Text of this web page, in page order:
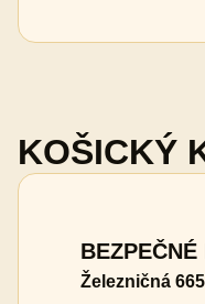
KOŠICKÝ
Železničná